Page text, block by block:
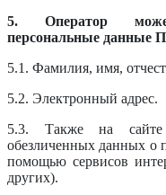
5. Оператор
персональные данные
5.1. Фамилия, имя,
5.2. Электронный адрес.
5.3. Также на сайте
обезличенных данных о
помощью сервисов
других).